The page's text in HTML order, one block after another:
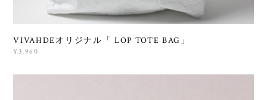
VIVAHDEオリジナル「 LOP TOTE BAG」
¥3,960